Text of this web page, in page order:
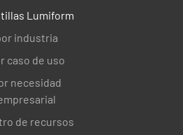
anualmente?
excepcionales se
desde su
Lumiform
industria
caso de uso
necesidad
de recursos